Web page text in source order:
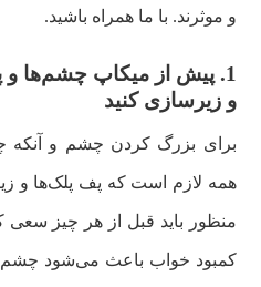
و موثرند. با ما همراه باشید.
1. پیش از میکاپ چشم‌ها و
و زیرسازی کنید
برای بزرگ کردن چشم و آنکه
همه لازم است که پف پلک‌ها و
منظور باید قبل از هر چیز سعی
کمبود خواب باعث می‌شود